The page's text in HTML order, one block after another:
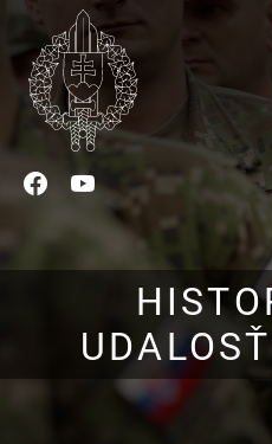
Facebook
YouTube